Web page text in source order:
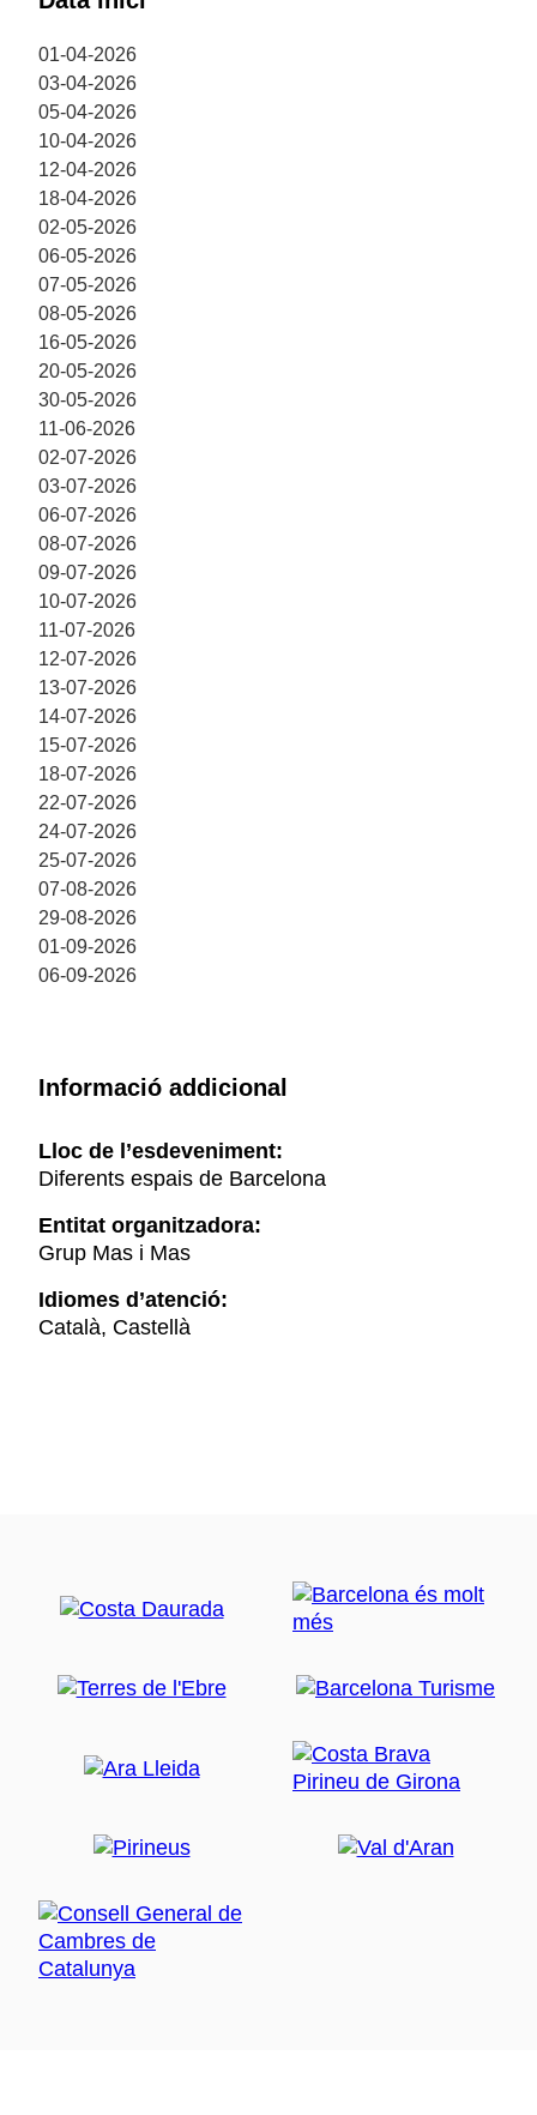
01-04-2026
03-04-2026
05-04-2026
10-04-2026
12-04-2026
18-04-2026
02-05-2026
06-05-2026
07-05-2026
08-05-2026
16-05-2026
20-05-2026
30-05-2026
11-06-2026
02-07-2026
03-07-2026
06-07-2026
08-07-2026
09-07-2026
10-07-2026
11-07-2026
12-07-2026
13-07-2026
14-07-2026
15-07-2026
18-07-2026
22-07-2026
24-07-2026
25-07-2026
07-08-2026
29-08-2026
01-09-2026
06-09-2026
Informació addicional
Lloc de l’esdeveniment:
Diferents espais de Barcelona
Entitat organitzadora:
Grup Mas i Mas
Idiomes d’atenció:
Català, Castellà